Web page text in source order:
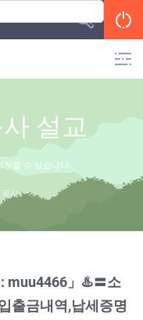
설교
청할 수 있습니다.
사
」♨️〓소
출금내역,납세증명